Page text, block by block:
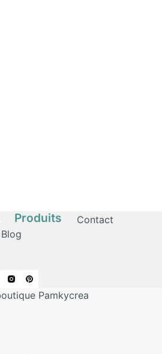
Produits
Contact
Blog